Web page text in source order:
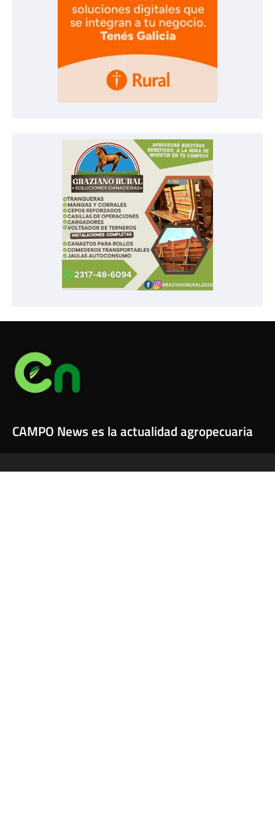
CAMPO News es la actualidad agropecuaria